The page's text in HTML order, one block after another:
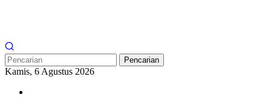
Pencarian
Kamis, 6 Agustus 2026